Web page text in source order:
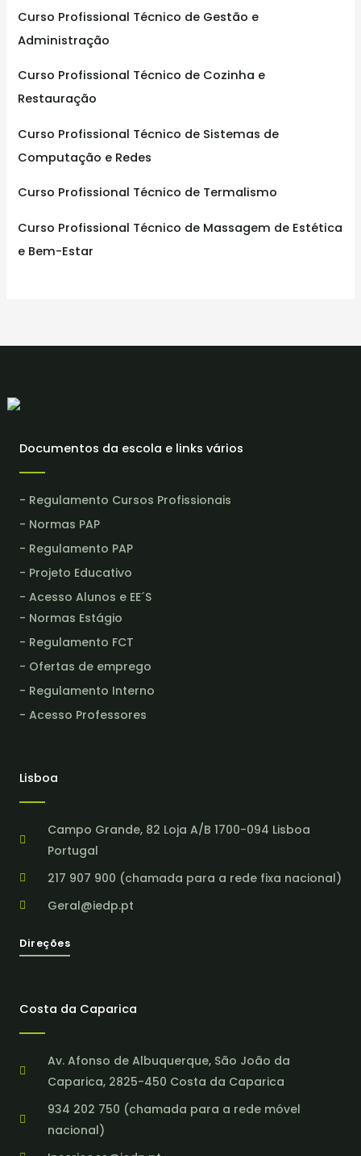
:Curso Profissional Técnico de Gestão e
Administração
Curso Profissional Técnico de Cozinha e
Restauração
Curso Profissional Técnico de Sistemas de
Computação e Redes
Curso Profissional Técnico de Termalismo
Curso Profissional Técnico de Massagem de Estética
e Bem-Estar
Documentos da escola e links vários
- Regulamento Cursos Profissionais
- Normas PAP
- Regulamento PAP
- Projeto Educativo
- Acesso Alunos e EE´S
- Normas Estágio
- Regulamento FCT
- Ofertas de emprego
- Regulamento Interno
- Acesso Professores
Lisboa
Campo Grande, 82 Loja A/B 1700-094 Lisboa
Portugal
217 907 900 (chamada para a rede fixa nacional)
Geral@iedp.pt
Direções
Costa da Caparica
Av. Afonso de Albuquerque, São João da
Caparica, 2825-450 Costa da Caparica
934 202 750 (chamada para a rede móvel
nacional)